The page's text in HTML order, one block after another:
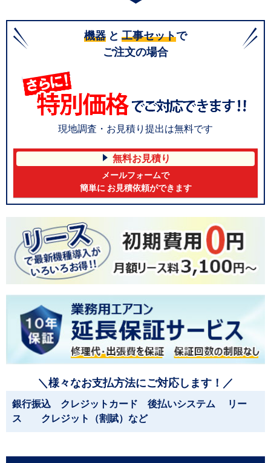
機器 と 工事セットで
ご注文の場合
現地調査・お見積り提出は無料です
無料お見積り
メールフォームで
簡単に お見積依頼ができます
＼様々なお支払方法にご対応します！／
銀行振込 クレジットカード 後払いシステム リー
ス クレジット（割賦）など